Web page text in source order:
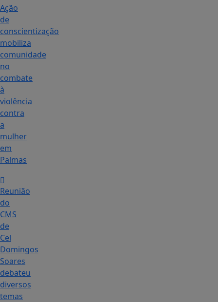
Ação
de
conscientização
mobiliza
comunidade
no
combate
à
violência
contra
a
mulher
em
Palmas
Reunião
do
CMS
de
Cel
Domingos
Soares
debateu
diversos
temas